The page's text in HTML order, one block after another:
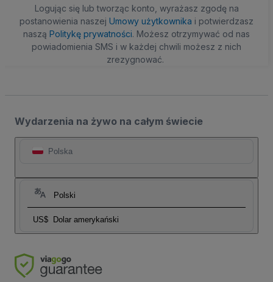
Logując się lub tworząc konto, wyrażasz zgodę na
postanowienia naszej Umowy użytkownika i potwierdzasz
naszą Politykę prywatności. Możesz otrzymywać od nas
powiadomienia SMS i w każdej chwili możesz z nich
zrezygnować.
Wydarzenia na żywo na całym świecie
Polska
Polski
US$ Dolar amerykański